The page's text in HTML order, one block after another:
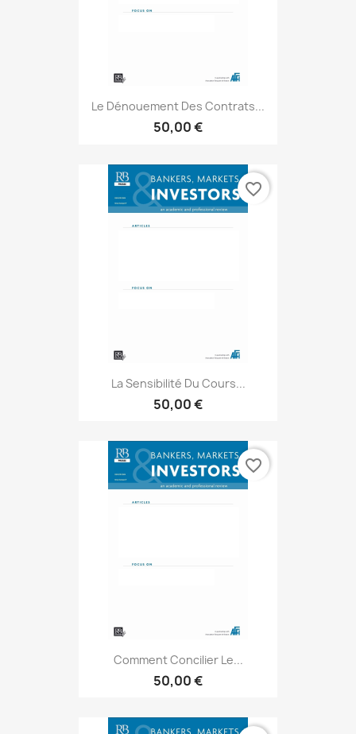
Le Dénouement Des Contrats...
50,00 €
La Sensibilité Du Cours...
50,00 €
favorite_border
Comment Concilier Le...
50,00 €
favorite_border